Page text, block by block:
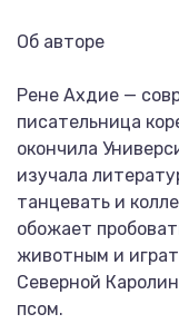
Об авторе
Рене Ахдие —
писательница
окончила
изучала
танцевать и
обожает
животным и
Северной
псом.